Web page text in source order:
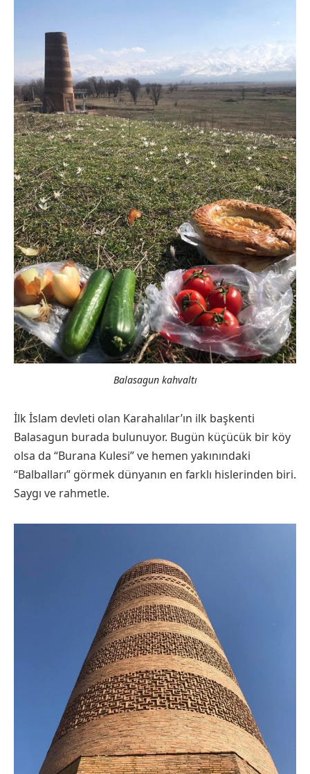
Balasagun kahvaltı
İlk İslam devleti olan Karahalılar’ın ilk başkenti
Balasagun burada bulunuyor. Bugün küçücük bir köy
olsa da “Burana Kulesi” ve hemen yakınındaki
“Balbalları” görmek dünyanın en farklı hislerinden biri.
Saygı ve rahmetle.